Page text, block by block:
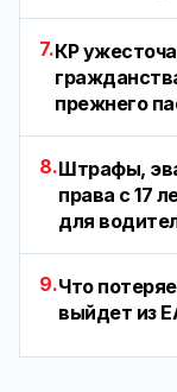
7.КР
прежнего
8.Штрафы,
права с 17
для
9.Что
выйдет из